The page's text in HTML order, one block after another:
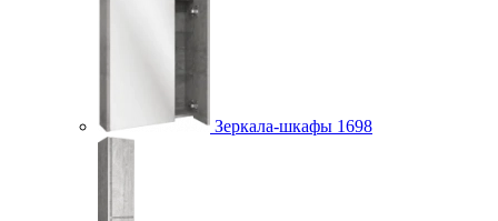
Зеркала-шкафы 1698